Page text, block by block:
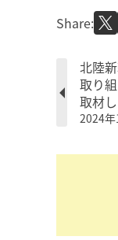
Share:
北陸
取り
取材
2024